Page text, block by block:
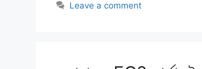
Leave a comment